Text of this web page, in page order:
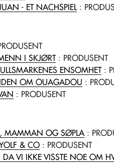
- ET NACHSPIEL:
I SKJØRT: PRODUSENT
ENSOMHET:
OM OUAGADOU :
: PRODUSENT
MAMMAN OG SØPLA :
& CO : PRODUSENT
DA VI IKKE VISSTE NOE OM